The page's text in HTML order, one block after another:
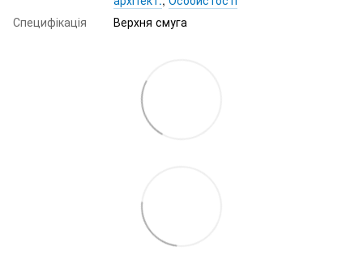
Специфікація
Верхня смуга